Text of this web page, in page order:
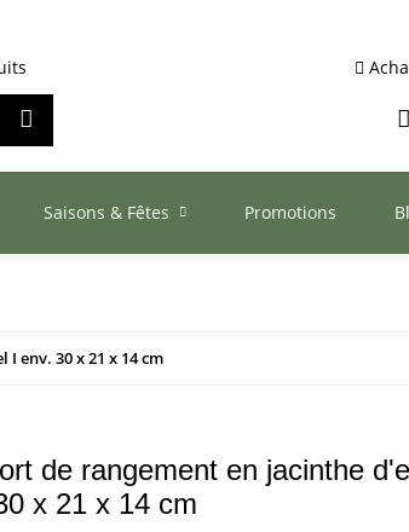
Saisons & Fêtes Promotions
env. 30 x 21 x 14 cm
de rangement en jacinthe
x 21 x 14 cm